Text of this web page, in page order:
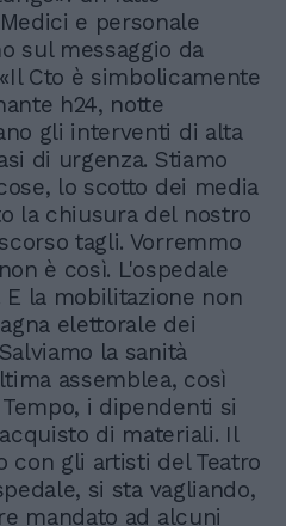
e personale
sul messaggio da
Cto è simbolicamente
h24, notte
gli interventi di alta
di urgenza. Stiamo
lo scotto dei media
la chiusura del nostro
tagli. Vorremmo
è così. L'ospedale
la mobilitazione non
elettorale dei
la sanità
assemblea, così
i dipendenti si
di materiali. Il
con gli artisti del Teatro
si sta vagliando,
mandato ad alcuni